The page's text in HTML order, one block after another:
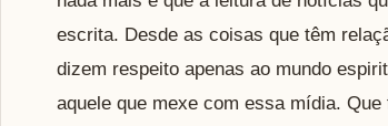
escrita. Desde as coisas que têm
dizem respeito apenas ao mundo
aquele que mexe com essa mídia.